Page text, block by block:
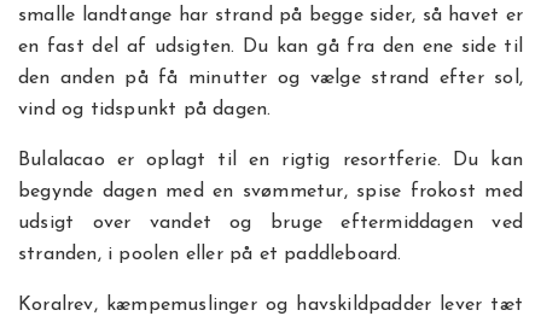
smalle landtange har strand på begge sider, så havet er
en fast del af udsigten. Du kan gå fra den ene side til
den anden på få minutter og vælge strand efter sol,
vind og tidspunkt på dagen.
Bulalacao er oplagt til en rigtig resortferie. Du kan
begynde dagen med en svømmetur, spise frokost med
udsigt over vandet og bruge eftermiddagen ved
stranden, i poolen eller på et paddleboard.
Koralrev, kæmpemuslinger og havskildpadder lever tæt